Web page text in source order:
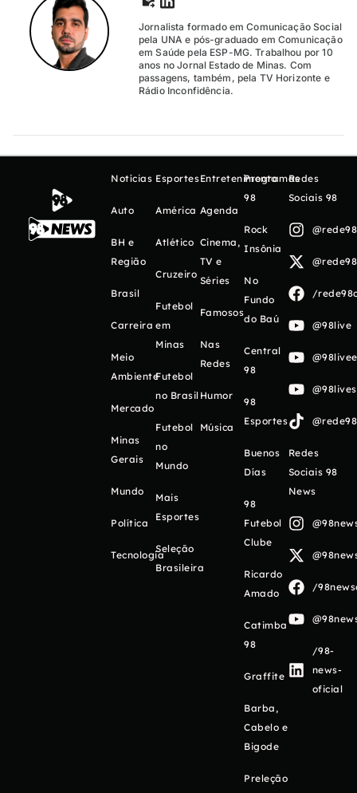
Jornalista formado em Comunicação Social
pela UNA e pós-graduado em Comunicação
em Saúde pela ESP-MG. Trabalhou por 10
anos no Jornal Estado de Minas. Com
passagens, também, pela TV Horizonte e
Rádio Inconfidência.
Notícias
Auto
BH e
Região
Brasil
Carreira
Meio
Ambiente
Mercado
Minas
Gerais
Mundo
Política
Tecnologia
Esportes
América
Atlético
Cruzeiro
Futebol
em
Minas
Futebol
no Brasil
Futebol
no
Mundo
Mais
Esportes
Seleção
Brasileira
Entretenimento
Agenda
Cinema,
TV e
Séries
Famosos
Nas
Redes
Humor
Música
Programas
98
Rock
Insônia
No
Fundo
do Baú
Central
98
98
Esportes
Buenos
Días
98
Futebol
Clube
Ricardo
Amado
Catimba
98
Graffite
Barba,
Cabelo e
Bigode
Preleção
Redes
Sociais 98
/
@98live
Redes
Sociais 98
News
/
/98-
news-
oficial